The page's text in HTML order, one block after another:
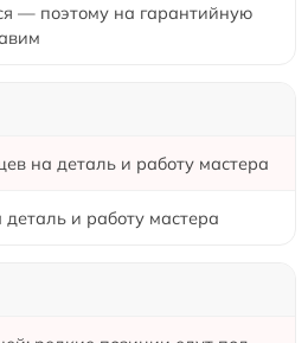
— поэтому на гарантийную
на деталь и работу мастера
и работу мастера